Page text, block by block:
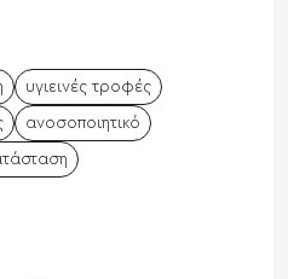
υγιεινές τροφές
ανοσοποιητικό